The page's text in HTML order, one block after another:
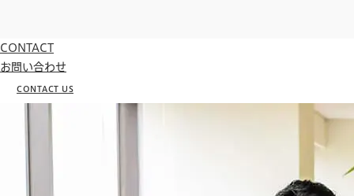
CONTACT
お問い合わせ
CONTACT US